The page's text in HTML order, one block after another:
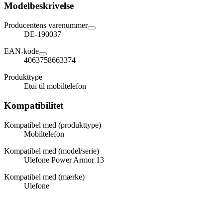
Modelbeskrivelse
Producentens varenummer
DE-190037
EAN-kode
4063758663374
Produkttype
Etui til mobiltelefon
Kompatibilitet
Kompatibel med (produkttype)
Mobiltelefon
Kompatibel med (model/serie)
Ulefone Power Armor 13
Kompatibel med (mærke)
Ulefone